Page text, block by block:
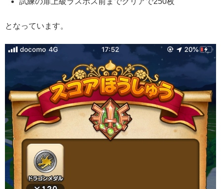
となっています。